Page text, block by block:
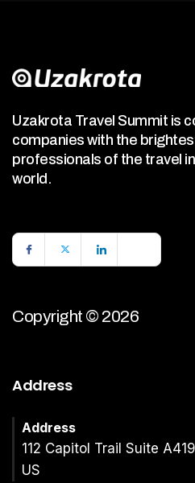
Uzakrota Travel Summit is
companies with the
professionals of the travel
world.
Copyright © 2026
Address
Address
112 Capitol Trail Suite
US